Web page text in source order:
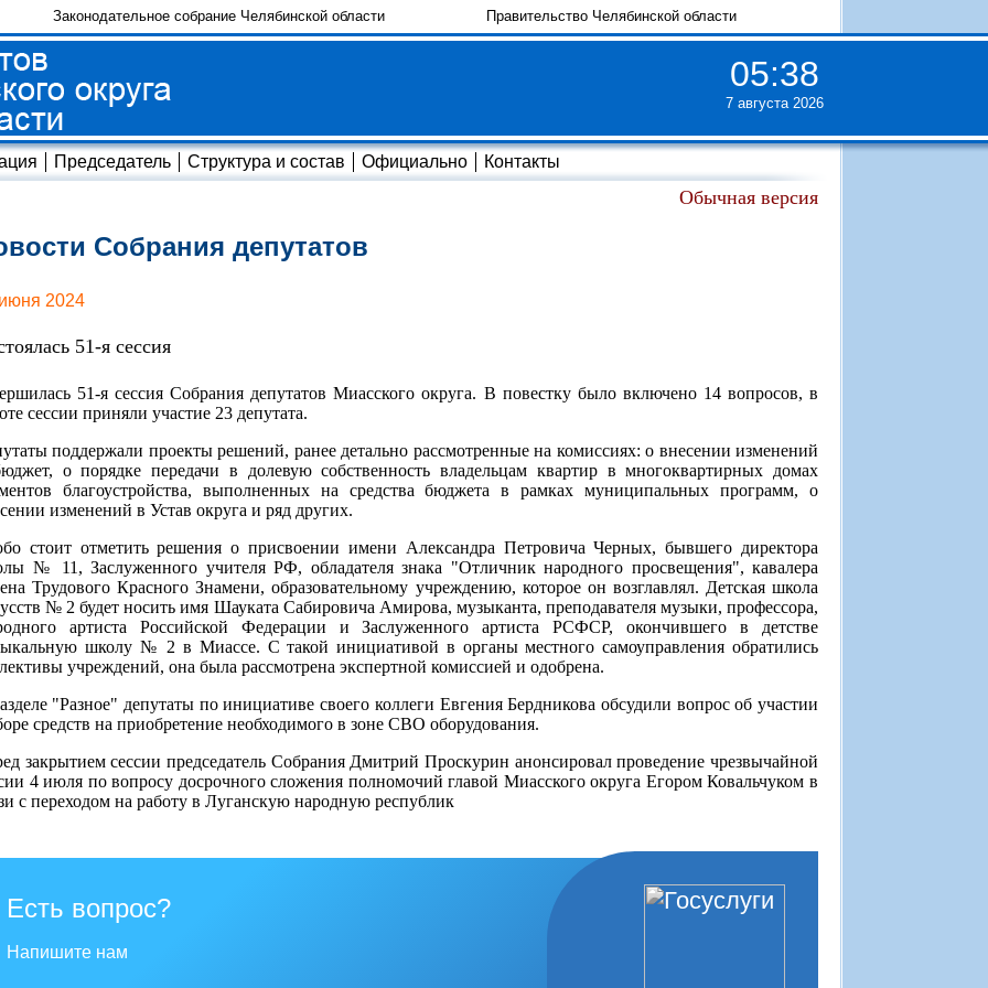
Законодательное собрание Челябинской области Правительство Челябинской области
05:38
7 августа 2026
Председатель Структура и состав Официально Контакты
Обычная версия
Собрания депутатов
2024
51-я сессия
51-я сессия Собрания депутатов Миасского округа. В повестку было включено 14 вопросов, в
сессии приняли участие 23 депутата.
поддержали проекты решений, ранее детально рассмотренные на комиссиях: о внесении изменений
о порядке передачи в долевую собственность владельцам квартир в многоквартирных домах
благоустройства, выполненных на средства бюджета в рамках муниципальных программ, о
изменений в Устав округа и ряд других.
стоит отметить решения о присвоении имени Александра Петровича Черных, бывшего директора
№ 11, Заслуженного учителя РФ, обладателя знака "Отличник народного просвещения", кавалера
Трудового Красного Знамени, образовательному учреждению, которое он возглавлял. Детская школа
№ 2 будет носить имя Шауката Сабировича Амирова, музыканта, преподавателя музыки, профессора,
артиста Российской Федерации и Заслуженного артиста РСФСР, окончившего в детстве
школу № 2 в Миассе. С такой инициативой в органы местного самоуправления обратились
учреждений, она была рассмотрена экспертной комиссией и одобрена.
"Разное" депутаты по инициативе своего коллеги Евгения Бердникова обсудили вопрос об участии
средств на приобретение необходимого в зоне СВО оборудования.
закрытием сессии председатель Собрания Дмитрий Проскурин анонсировал проведение чрезвычайной
4 июля по вопросу досрочного сложения полномочий главой Миасского округа Егором Ковальчуком в
с переходом на работу в Луганскую народную республик
Есть вопрос?
Напишите нам